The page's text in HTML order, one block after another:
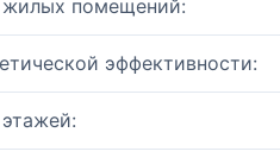
жилых помещений:
эффективности: